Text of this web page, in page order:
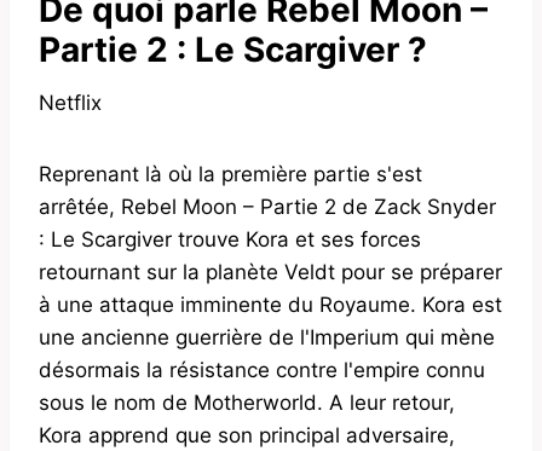
De quoi parle Rebel Moon –
Partie 2 : Le Scargiver ?
Netflix
Reprenant là où la première partie s'est
arrêtée, Rebel Moon – Partie 2 de Zack Snyder
: Le Scargiver trouve Kora et ses forces
retournant sur la planète Veldt pour se préparer
à une attaque imminente du Royaume. Kora est
une ancienne guerrière de l'Imperium qui mène
désormais la résistance contre l'empire connu
sous le nom de Motherworld. A leur retour,
Kora apprend que son principal adversaire,